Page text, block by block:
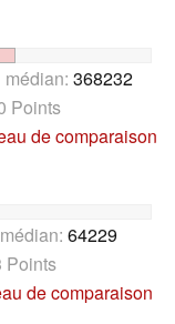
368232
Points
de comparaison
64229
de comparaison